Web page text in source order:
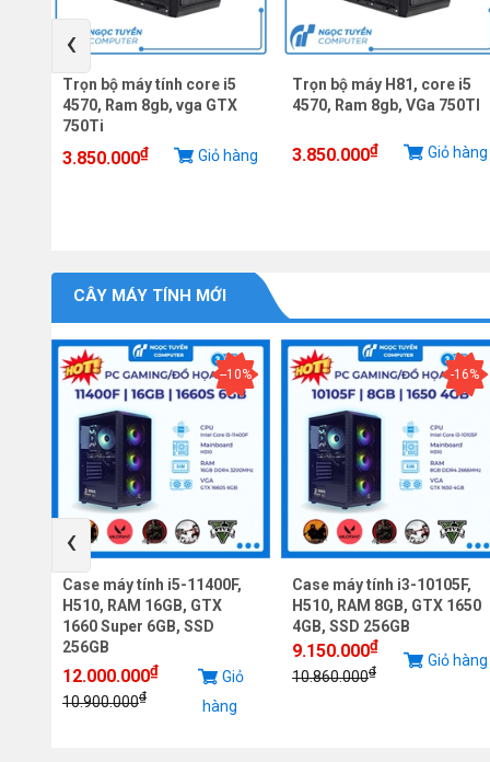
Trọn bộ máy tính core i5
4570, Ram 8gb, vga GTX
750Ti
3.850.000₫ Giỏ hàng
Trọn bộ máy H81, core i5
4570, Ram 8gb, VGa 750TI
3.850.000₫ Giỏ hàng
‹
CÂY MÁY TÍNH MỚI
--10%
Case máy tính i5-11400F,
H510, RAM 16GB, GTX
1660 Super 6GB, SSD
256GB
12.000.000₫
10.900.000₫
Giỏ
hàng
-16%
Case máy tính i3-10105F,
H510, RAM 8GB, GTX 1650
4GB, SSD 256GB
9.150.000₫
10.860.000₫
Giỏ hàng
‹